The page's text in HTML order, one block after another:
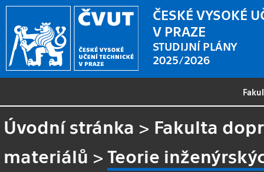
ČESKÉ VYSOKÉ
V PRAZE
STUDIJNÍ PLÁNY
2025/2026
Úvodní stránka > Fakulta
materiálů >Teorie